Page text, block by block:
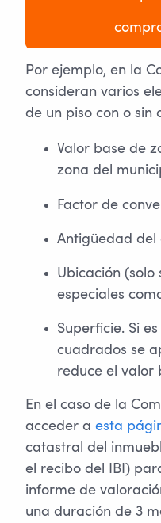
Por ejemplo, en la
consideran varios
de un piso con o sin
Valor base de
zona del
Factor de
Antigüedad del
Ubicación (solo
especiales
Superficie. Si
cuadrados se
reduce el valor
En el caso de la
acceder a esta
catastral del
el recibo del IBI)
informe de
una duración de 3